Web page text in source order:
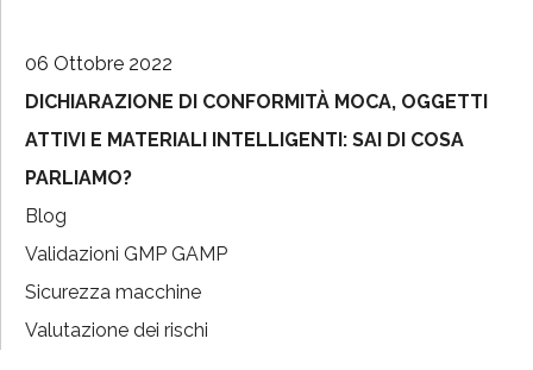
06 Ottobre 2022
DICHIARAZIONE DI CONFORMITÀ MOCA, OGGETTI
ATTIVI E MATERIALI INTELLIGENTI: SAI DI COSA
PARLIAMO?
Blog
Validazioni GMP GAMP
Sicurezza macchine
Valutazione dei rischi